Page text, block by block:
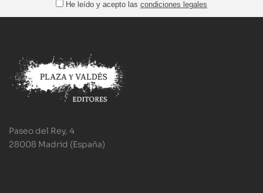
He leído y acepto las condiciones legales
Paseo del Rey, 4
28008 Madrid (España)